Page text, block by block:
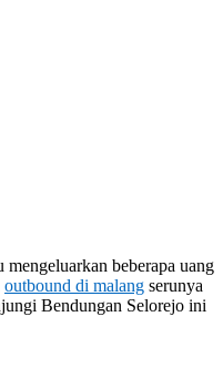
beberapa uang
outbound di malang serunya
Bendungan Selorejo ini